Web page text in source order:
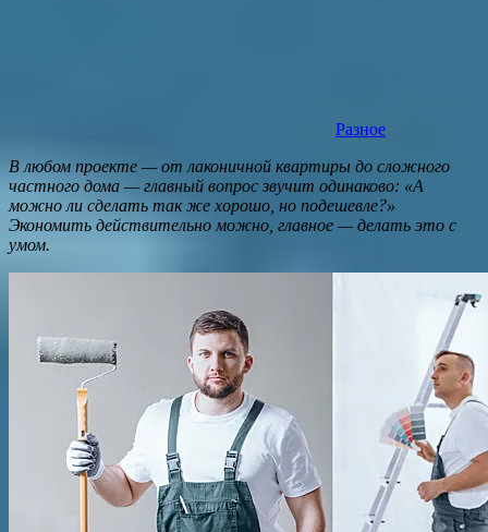
Разное
В любом проекте — от лаконичной квартиры до сложного
частного дома — главный вопрос звучит одинаково: «А
можно ли сделать так же хорошо, но подешевле?»
Экономить действительно можно, главное — делать это с
умом.